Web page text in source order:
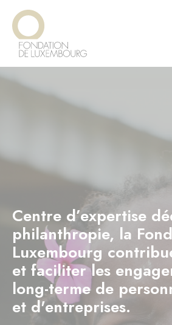
Aller
contenu
principal
Centre d’expertise
philanthropie, la
Luxembourg
et faciliter les
long-terme de
et d'entreprises.
Panneau de gestion des cookies